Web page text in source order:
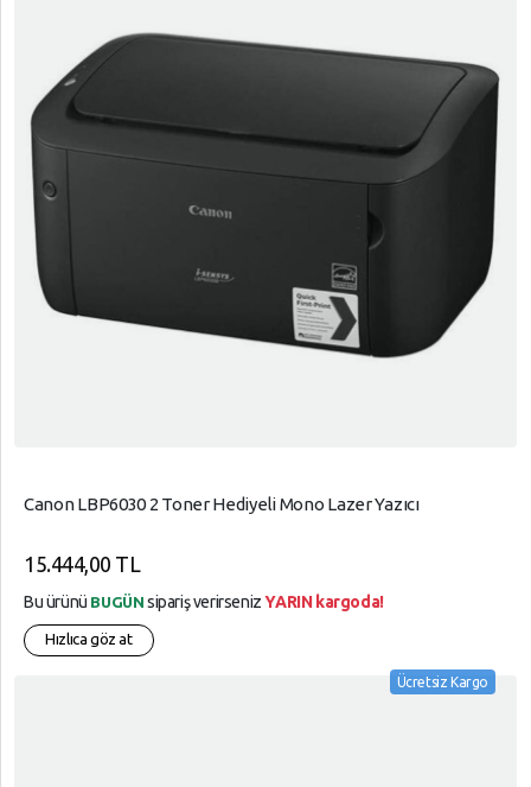
Canon LBP6030 2 Toner Hediyeli Mono Lazer Yazıcı
15.444,00 TL
Bu ürünü BUGÜN sipariş verirsenizYARIN kargoda!
Hızlıca göz at
Ücretsiz Kargo